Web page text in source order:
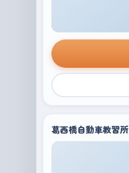
葛西橋自動車教習所